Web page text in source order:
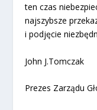
ten czas
najszybsze
i podjęcie
John J.Tomczak
Prezes Zarządu